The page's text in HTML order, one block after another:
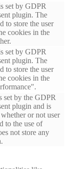
set by GDPR
plugin. The
to store the user
cookies in the
set by GDPR
plugin. The
to store the user
cookies in the
set by the GDPR
plugin and is
or not user
to the use of
not store any